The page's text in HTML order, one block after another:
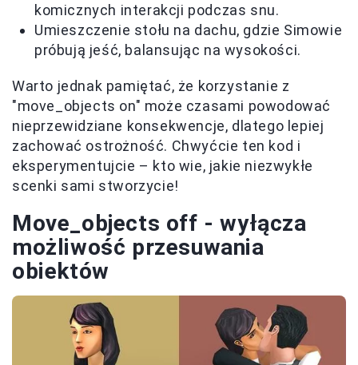
komicznych interakcji podczas snu.
Umieszczenie stołu na dachu, gdzie Simowie
próbują jeść, balansując na wysokości.
Warto jednak pamiętać, że korzystanie z
"move_objects on" może czasami powodować
nieprzewidziane konsekwencje, dlatego lepiej
zachować ostrożność. Chwyćcie ten kod i
eksperymentujcie – kto wie, jakie niezwykłe
scenki sami stworzycie!
Move_objects off - wyłącza
możliwość przesuwania
obiektów